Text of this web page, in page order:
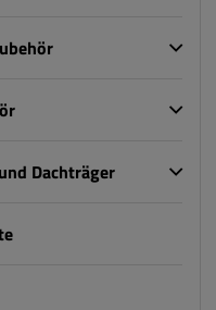
Dachträger